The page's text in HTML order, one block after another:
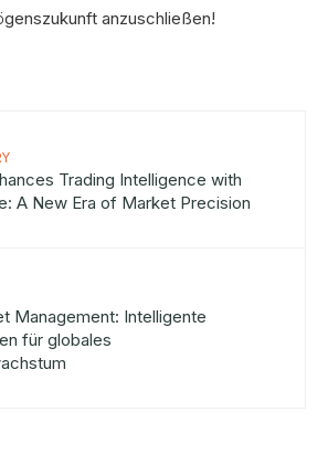
anzuschließen!
Trading Intelligence with
A New Era of Market Precision
Management: Intelligente
für globales